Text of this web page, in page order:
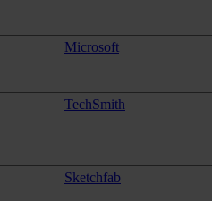
Microsoft
TechSmith
Sketchfab